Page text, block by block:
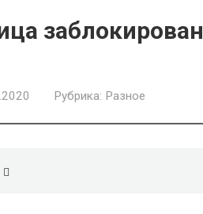
Рубрика: Разное